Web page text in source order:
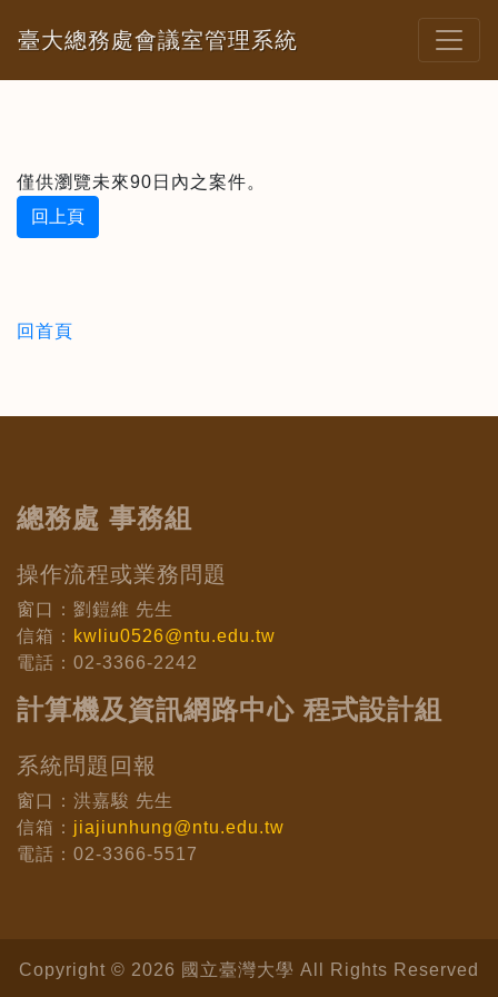
臺大總務處會議室管理系統
僅供瀏覽未來90日內之案件。
回上頁
回首頁
總務處 事務組
操作流程或業務問題
窗口：劉鎧維 先生
信箱： kwliu0526@ntu.edu.tw
電話：02-3366-2242
計算機及資訊網路中心 程式設計組
系統問題回報
窗口：洪嘉駿 先生
信箱： jiajiunhung@ntu.edu.tw
電話：02-3366-5517
Copyright © 2026 國立臺灣大學 All Rights Reserved